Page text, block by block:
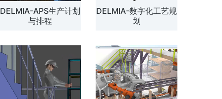
方案
DELMIA-APS生产计划
与排程
DELMIA-数字化工艺规
划